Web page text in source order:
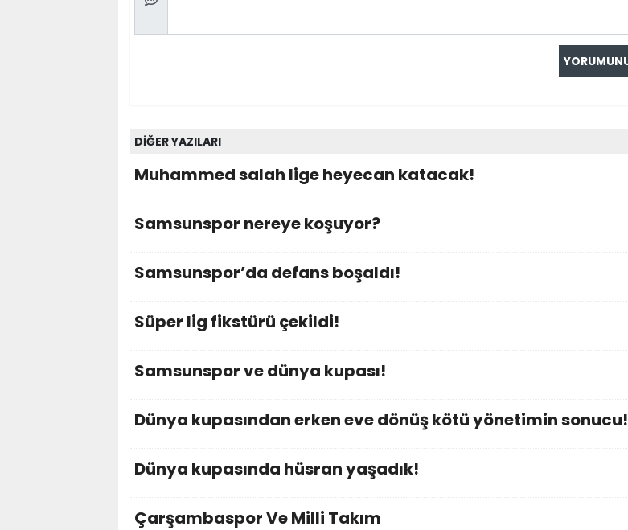
DİĞER YAZILARI
Muhammed salah lige heyecan katacak!
Samsunspor nereye koşuyor?
Samsunspor’da defans boşaldı!
Süper lig fikstürü çekildi!
Samsunspor ve dünya kupası!
Dünya kupasından erken eve dönüş kötü yönetimin sonucu!
Dünya kupasında hüsran yaşadık!
Çarşambaspor Ve Milli Takım